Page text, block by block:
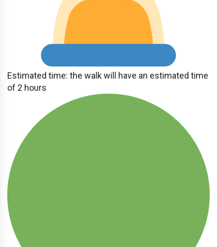
Estimated time: the walk will have an estimated time
of 2 hours